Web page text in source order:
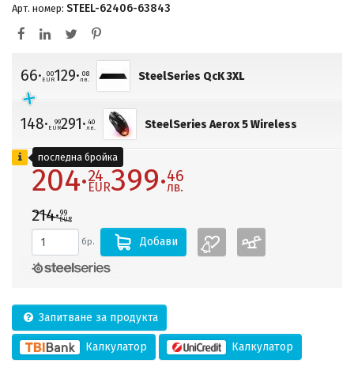
Арт. номер: STEEL-62406-63843
66· 00
EUR129· 08
лв. SteelSeries QcK 3XL
148· 99
EUR291· 40
лв. SteelSeries Aerox 5 Wireless
204·24
EUR399·46
лв.
214·99
EUR
бр. Добави
Запитване за продукта
Калкулатор Калкулатор
последна бройка